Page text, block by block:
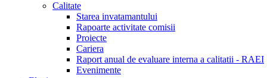
Calitate
Starea invatamantului
Rapoarte activitate comisii
Proiecte
Cariera
Raport anual de evaluare interna a calitatii - RAEI
Evenimente